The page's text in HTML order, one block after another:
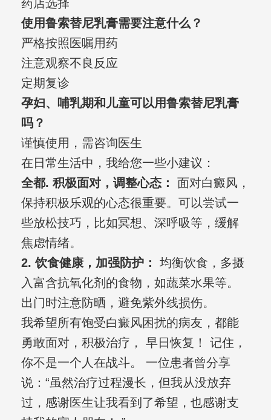
药店选择
使用鲁索替尼乳膏需要注意什么？
严格按照医嘱用药
注意观察不良反应
定期复诊
孕妇、哺乳期和儿童可以用鲁索替尼乳膏
吗？
谨慎使用，需咨询医生
在日常生活中，我给您一些小建议：
全都. 积极面对，调整心态：
面对白癜风，
保持积极乐观的心态很重要。可以尝试一
些放松技巧，比如冥想、深呼吸等，缓解
焦虑情绪。
2. 饮食健康，加强防护：
均衡饮食，多摄
入富含抗氧化剂的食物，如蔬菜水果等。
出门时注意防晒，避免紫外线损伤。
我希望所有饱受白癜风困扰的病友，都能
勇敢面对，积极治疗， 早日恢复！ 记住，
你不是一个人在战斗。 一位患者曾分享
说：“虽然治疗过程漫长，但我从没放弃
过，感谢医生让我看到了希望，也感谢支